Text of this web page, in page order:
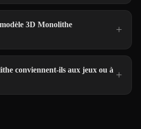
3D Monolithe
conviennent-ils aux jeux ou à